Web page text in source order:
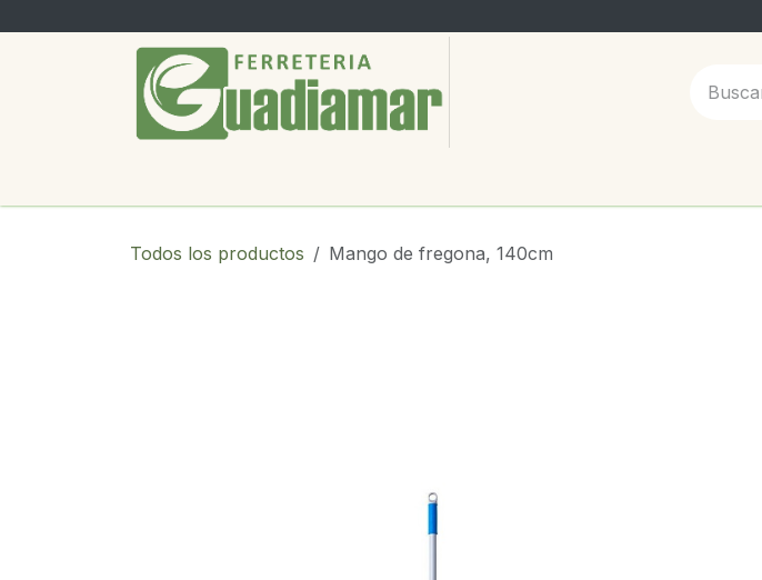
Todos los productos Mango de fregona, 140cm